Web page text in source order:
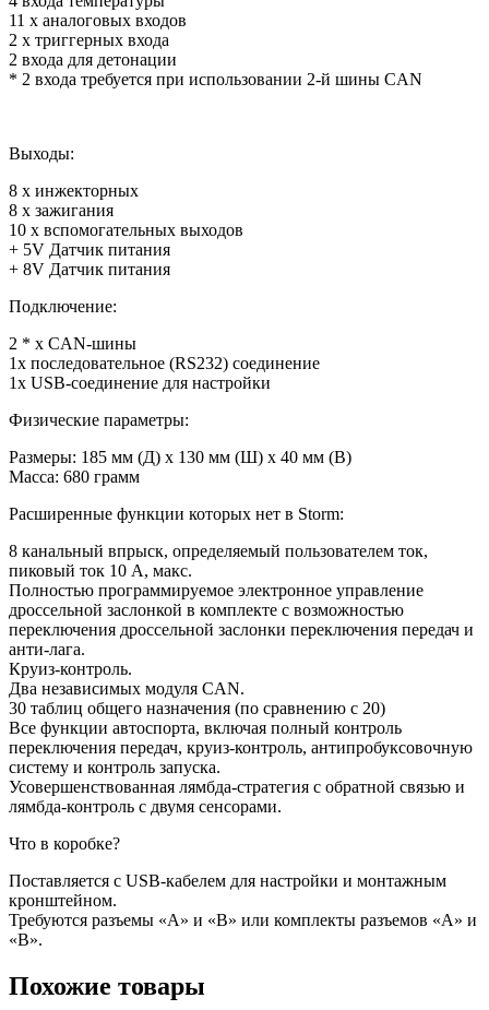
11 х аналоговых входов
2 х триггерных входа
2 входа для детонации
* 2 входа требуется при использовании 2-й шины CAN
Выходы:
8 х инжекторных
8 х зажигания
10 х вспомогательных выходов
+ 5V Датчик питания
+ 8V Датчик питания
Подключение:
2 * х CAN-шины
1x последовательное (RS232) соединение
1x USB-соединение для настройки
Физические параметры:
Размеры: 185 мм (Д) х 130 мм (Ш) х 40 мм (В)
Масса: 680 грамм
Расширенные функции которых нет в Storm:
8 канальный впрыск, определяемый пользователем ток,
пиковый ток 10 А, макс.
Полностью программируемое электронное управление
дроссельной заслонкой в ​​комплекте с возможностью
переключения дроссельной заслонки переключения передач и
анти-лага.
Круиз-контроль.
Два независимых модуля CAN.
30 таблиц общего назначения (по сравнению с 20)
Все функции автоспорта, включая полный контроль
переключения передач, круиз-контроль, антипробуксовочную
систему и контроль запуска.
Усовершенствованная лямбда-стратегия с обратной связью и
лямбда-контроль с двумя сенсорами.
Что в коробке?
Поставляется с USB-кабелем для настройки и монтажным
кронштейном.
Требуются разъемы «A» и «B» или комплекты разъемов «A» и
«B».
Похожие товары